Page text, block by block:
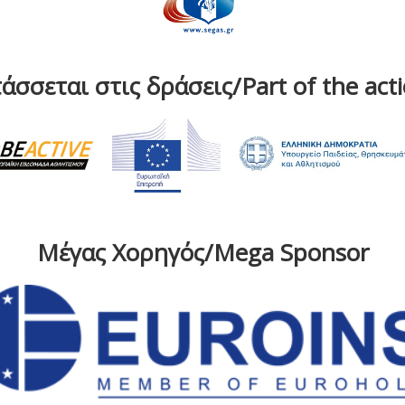
στις δράσεις/Part of the
Μέγας Χορηγός/Mega Sponsor